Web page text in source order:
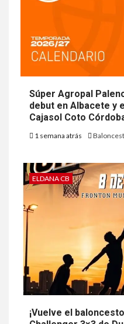
Súper Agropal
debut en Albacete y
Cajasol Coto
1 semana atrás
ELDANA CB
¡Vuelve el